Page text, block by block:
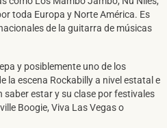
toda Europa y Norte América. Es
de la guitarra de músicas
y posiblemente uno de los
la escena Rockabilly a nivel estatal e
estar y su clase por festivales
Boogie, Viva Las Vegas o